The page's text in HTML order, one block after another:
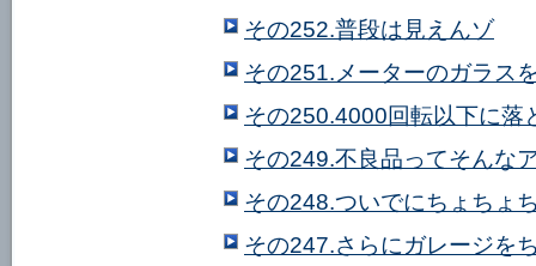
その252.普段は見えんゾ
その251.メーターのガラス
その250.4000回転以下に落
その249.不良品ってそんな
その248.ついでにちょちょ
その247.さらにガレージを